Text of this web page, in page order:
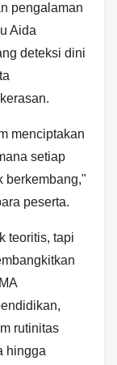
pengalaman
Aida
deteksi dini
menciptakan
setiap
berkembang,"
peserta.
teoritis, tapi
rutinitas
hingga